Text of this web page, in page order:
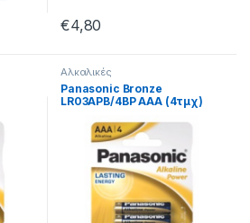
€4,80
Αλκαλικές
Panasonic Bronze
LR03APB/4BP AAA (4τμχ)